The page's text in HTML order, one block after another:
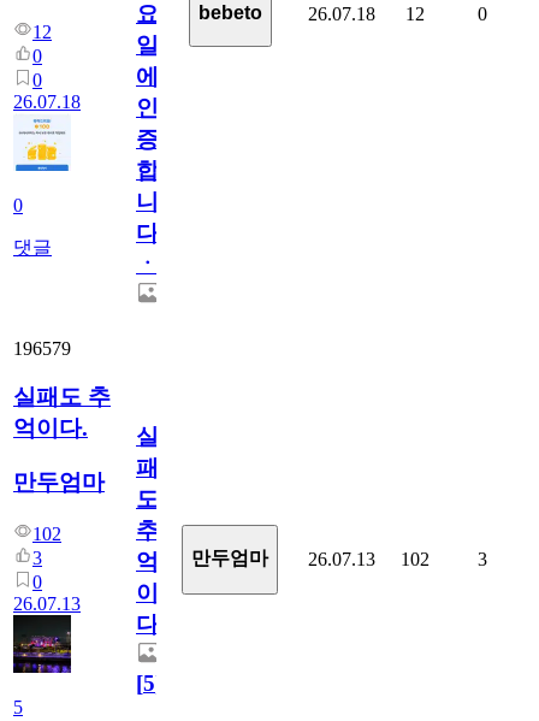
12
0
0
26.07.18
0
댓글
요
일
에
인
증
합
니
다
ㆍ
bebeto 26.07.18 12 0
196579
실패도 추
억이다.
만두엄마
102
3
0
26.07.13
5
실
패
도
추
억
이
다.
[5]
만두엄마 26.07.13 102 3